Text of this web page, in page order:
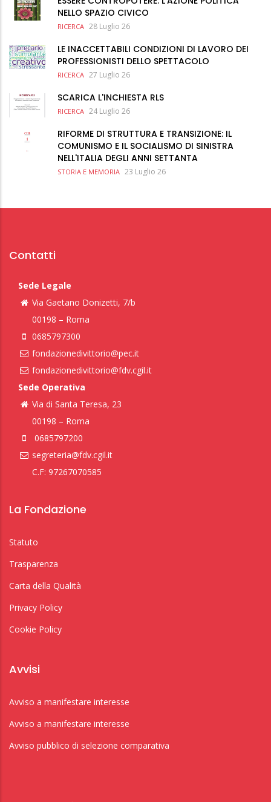
NELLO SPAZIO CIVICO
RICERCA 28 Luglio 26
LE INACCETTABILI CONDIZIONI DI LAVORO DEI
PROFESSIONISTI DELLO SPETTACOLO
RICERCA 27 Luglio 26
SCARICA L'INCHIESTA RLS
RICERCA 24 Luglio 26
RIFORME DI STRUTTURA E TRANSIZIONE: IL
COMUNISMO E IL SOCIALISMO DI SINISTRA
NELL'ITALIA DEGLI ANNI SETTANTA
STORIA E MEMORIA 23 Luglio 26
Contatti
Sede Legale
Via Gaetano Donizetti, 7/b
00198 – Roma
0685797300
fondazionedivittorio@pec.it
fondazionedivittorio@fdv.cgil.it
Sede Operativa
Via di Santa Teresa, 23
00198 – Roma
0685797200
segreteria@fdv.cgil.it
C.F: 97267070585
La Fondazione
Statuto
Trasparenza
Carta della Qualità
Privacy Policy
Cookie Policy
Avvisi
Avviso a manifestare interesse
Avviso a manifestare interesse
Avviso pubblico di selezione comparativa